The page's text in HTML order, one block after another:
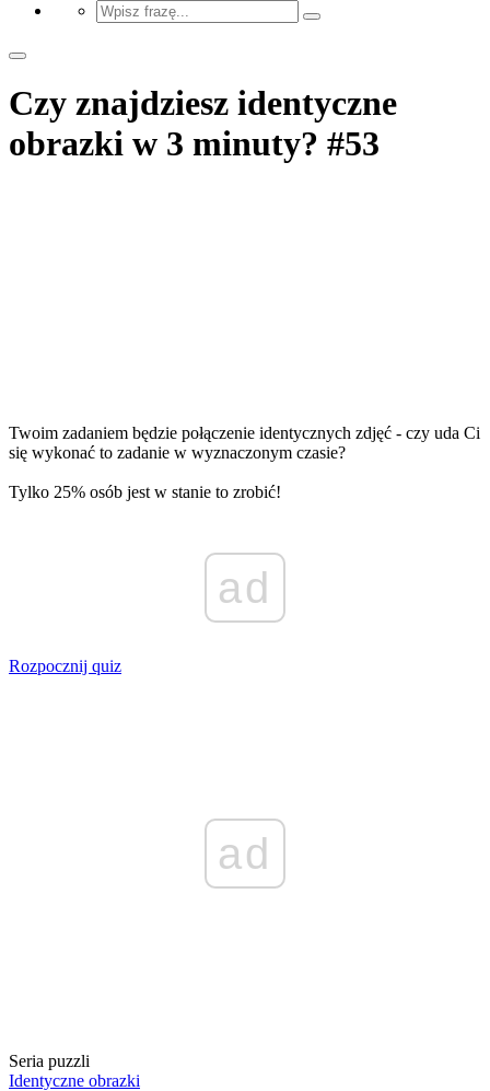
Czy znajdziesz identyczne
obrazki w 3 minuty? #53
Twoim zadaniem będzie połączenie identycznych zdjęć - czy uda Ci
się wykonać to zadanie w wyznaczonym czasie?
Tylko 25% osób jest w stanie to zrobić!
ad
Rozpocznij quiz
ad
Seria puzzli
Identyczne obrazki